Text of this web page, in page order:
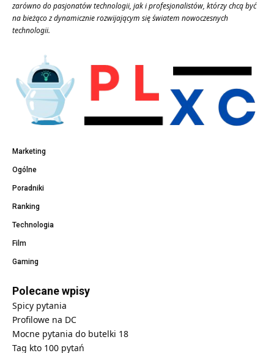
zarówno do pasjonatów technologii, jak i profesjonalistów, którzy chcą być
na bieżąco z dynamicznie rozwijającym się światem nowoczesnych
technologii.
Marketing
Ogólne
Poradniki
Ranking
Technologia
Film
Gaming
Polecane wpisy
Spicy pytania
Profilowe na DC
Mocne pytania do butelki 18
Tag kto 100 pytań